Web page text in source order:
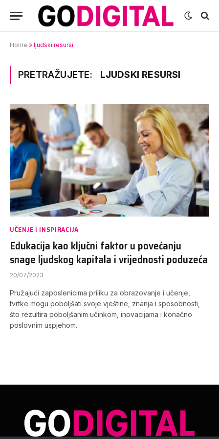
Home » ljudski resursi
PRETRAŽUJETE: LJUDSKI RESURSI
UČENJE I INSPIRACIJA
Edukacija kao ključni faktor u povećanju
snage ljudskog kapitala i vrijednosti poduzeća
20/07/2023
Pružajući zaposlenicima priliku za obrazovanje i učenje,
tvrtke mogu poboljšati svoje vještine, znanja i sposobnosti,
što rezultira poboljšanim učinkom, inovacijama i konačno
poslovnim uspjehom.